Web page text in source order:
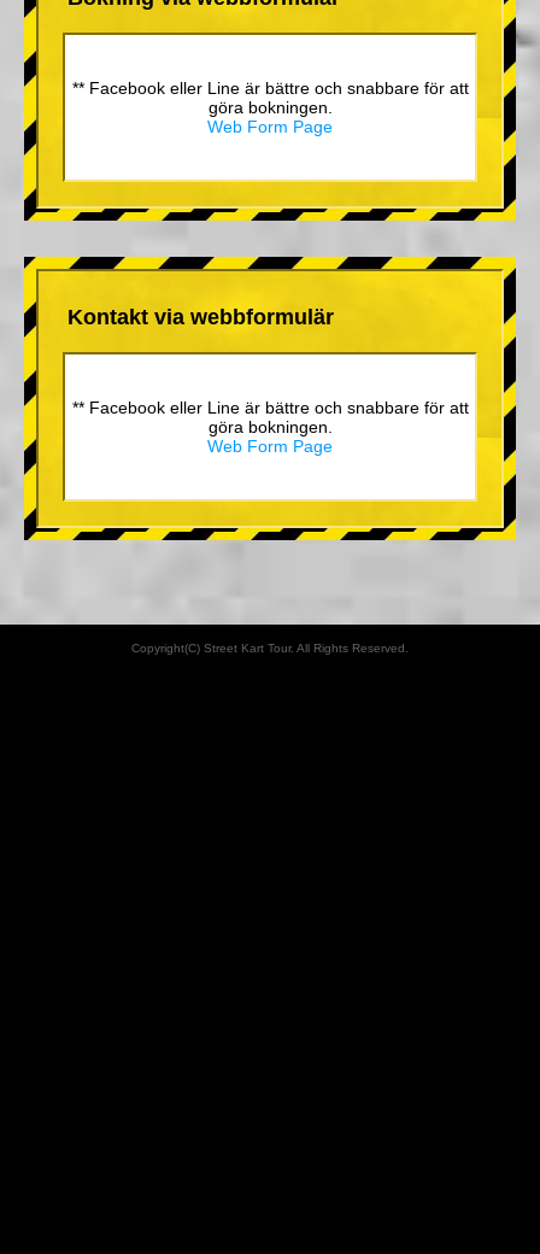
** Facebook eller Line är bättre och snabbare för att
göra bokningen.
Web Form Page
Kontakt via webbformulär
** Facebook eller Line är bättre och snabbare för att
göra bokningen.
Web Form Page
Copyright(C) Street Kart Tour. All Rights Reserved.